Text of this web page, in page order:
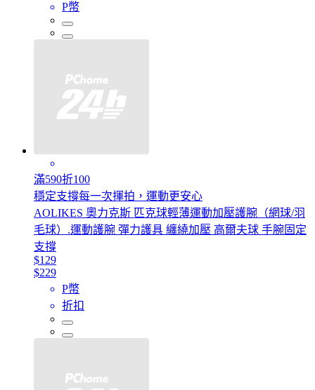
P幣
滿590折100
穩定支撐每一次揮拍，運動更安心
AOLIKES 奧力克斯 匹克球輕薄運動加壓護腕（網球/羽
毛球）.運動護腕 彈力護具 纏繞加壓 高爾夫球 手腕固定
支撐
$129
$229
P幣
折扣